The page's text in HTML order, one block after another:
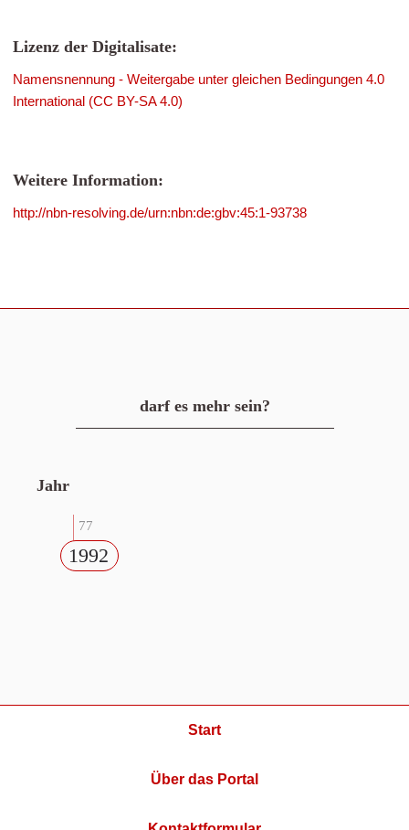
Lizenz der Digitalisate:
Namensnennung - Weitergabe unter gleichen Bedingungen 4.0
International (CC BY-SA 4.0)
Weitere Information:
http://nbn-resolving.de/urn:nbn:de:gbv:45:1-93738
darf es mehr sein?
Jahr
77
1992
Start
Über das Portal